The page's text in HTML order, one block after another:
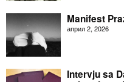
Manifest
април 2, 2026
Intervju sa